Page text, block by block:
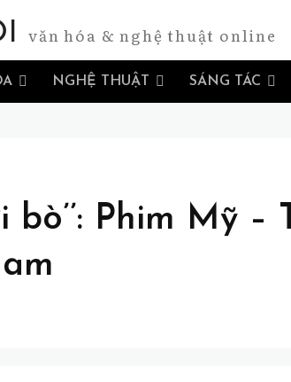
văn hóa & nghệ thuật online
NGHỆ THUẬT SÁNG TÁC
bò’’: Phim Mỹ –